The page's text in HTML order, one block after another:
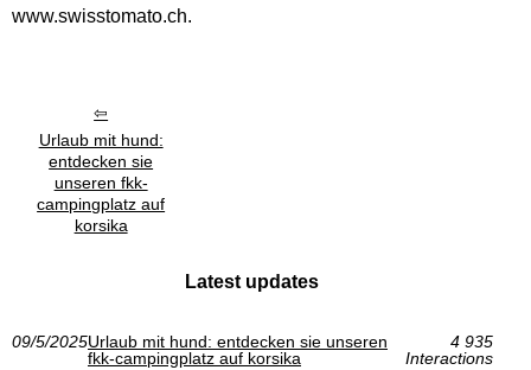
www.swisstomato.ch.
Urlaub mit hund:
entdecken sie
unseren fkk-
campingplatz auf
korsika
Latest updates
09/5/2025Urlaub mit hund: entdecken sie unseren
fkk-campingplatz auf korsika
4 935
Interactions